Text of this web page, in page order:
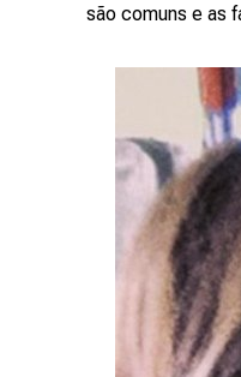
são comuns e as